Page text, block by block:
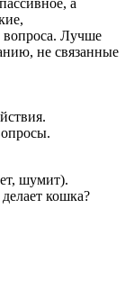
вопроса. Лучше
не связанные
шумит).
кошка?